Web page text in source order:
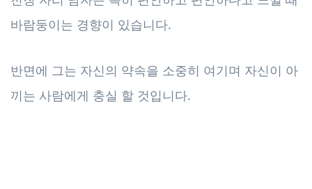
바람둥이는 경향이 있습니다.
반면에 그는 자신의 약속을 소중히 여기며 자신이 아
끼는 사람에게 충실 할 것입니다.